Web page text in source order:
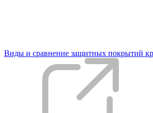
Виды и сравнение защитных покрытий